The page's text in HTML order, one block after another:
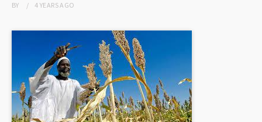
BY 4 YEARSAGO